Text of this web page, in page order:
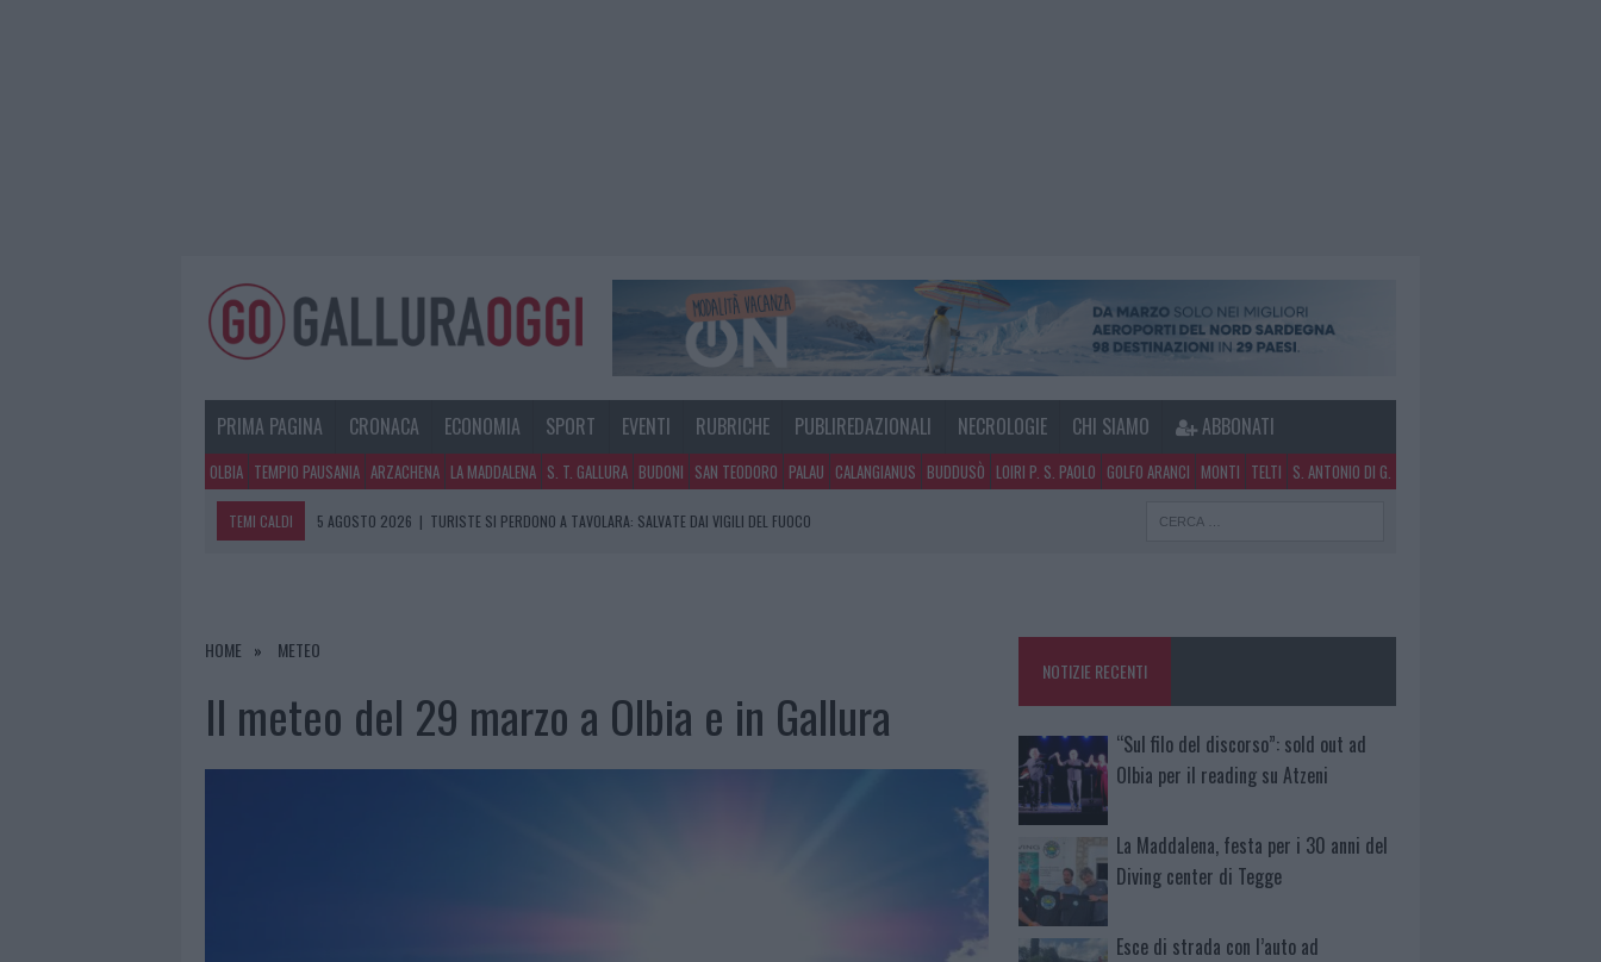
PRIMA PAGINA CRONACA ECONOMIA SPORT EVENTI RUBRICHE PUBLIREDAZIONALI NECROLOGIE CHI SIAMO ABBONATI
OLBIA TEMPIO PAUSANIA ARZACHENA LA MADDALENA S. T. GALLURA BUDONI SAN TEODORO PALAU CALANGIANUS BUDDUSÒ LOIRI P. S. PAOLO GOLFO ARANCI MONTI TELTI S. ANTONIO DI G.
TEMI CALDI 5 AGOSTO 2026 | TURISTE SI PERDONO A TAVOLARA: SALVATE DAI VIGILI DEL FUOCO
5 AGOSTO 2026
HOME METEO
Il meteo del 29 marzo a Olbia e in Gallura
NOTIZIE RECENTI
“Sul filo del discorso”: sold out ad
Olbia per il reading su Atzeni
La Maddalena, festa per i 30 anni del
Diving center di Tegge
Esce di strada con l’auto ad